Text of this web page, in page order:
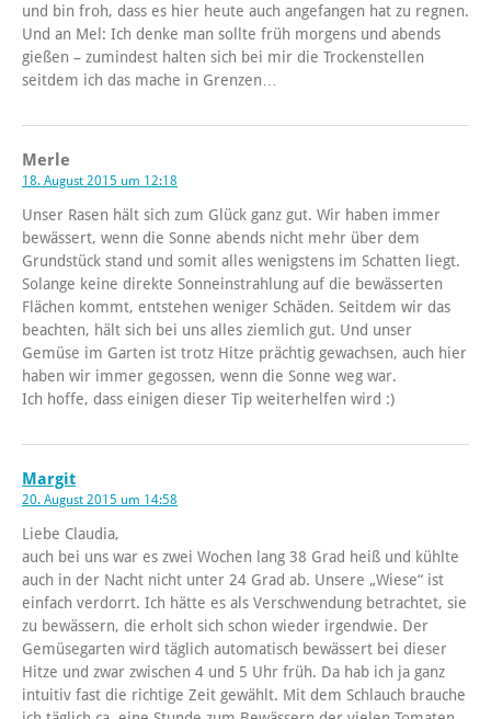
und bin froh, dass es hier heute auch angefangen hat zu regnen.
Und an Mel: Ich denke man sollte früh morgens und abends
gießen – zumindest halten sich bei mir die Trockenstellen
seitdem ich das mache in Grenzen…
Merle
18. August 2015 um 12:18
Unser Rasen hält sich zum Glück ganz gut. Wir haben immer
bewässert, wenn die Sonne abends nicht mehr über dem
Grundstück stand und somit alles wenigstens im Schatten liegt.
Solange keine direkte Sonneinstrahlung auf die bewässerten
Flächen kommt, entstehen weniger Schäden. Seitdem wir das
beachten, hält sich bei uns alles ziemlich gut. Und unser
Gemüse im Garten ist trotz Hitze prächtig gewachsen, auch hier
haben wir immer gegossen, wenn die Sonne weg war.
Ich hoffe, dass einigen dieser Tip weiterhelfen wird :)
Margit
20. August 2015 um 14:58
Liebe Claudia,
auch bei uns war es zwei Wochen lang 38 Grad heiß und kühlte
auch in der Nacht nicht unter 24 Grad ab. Unsere „Wiese“ ist
einfach verdorrt. Ich hätte es als Verschwendung betrachtet, sie
zu bewässern, die erholt sich schon wieder irgendwie. Der
Gemüsegarten wird täglich automatisch bewässert bei dieser
Hitze und zwar zwischen 4 und 5 Uhr früh. Da hab ich ja ganz
intuitiv fast die richtige Zeit gewählt. Mit dem Schlauch brauche